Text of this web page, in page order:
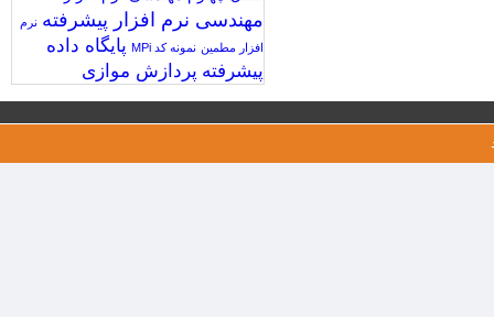
مهندسی نرم افزار پیشرفته نرم
افزار مطمین نمونه کد MPi
پایگاه داده
پیشرفته پردازش موازی